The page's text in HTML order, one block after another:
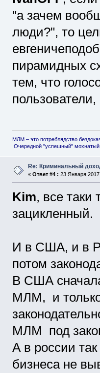
"а зачем
люди?", то
пирамидных
тем, что
пользователи,
МЛМ – это потреблядство
Очередной "успешный"
Re: Криминальный
« Ответ #4 : 23 Января
Kim, все
зацикленный.
И в США, и в
потом
В США
МЛМ, и
МЛМ под
А в россии
бизнеса не